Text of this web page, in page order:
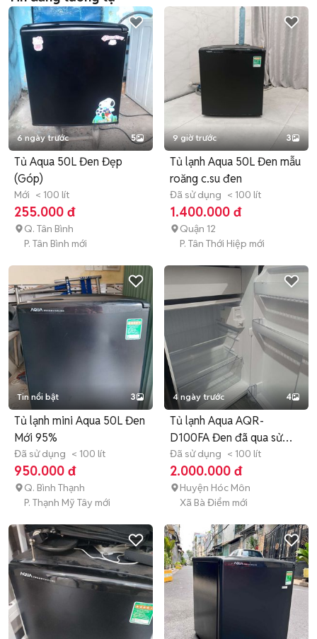
6 ngày trước 5
Tủ Aqua 50L Đen Đẹp
(Góp)
Mới < 100 lít
255.000 đ
Q. Tân Bình
P. Tân Bình mới
9 giờ trước 3
Tủ lạnh Aqua 50L Đen mẫu
roăng c.su đen
Đã sử dụng < 100 lít
1.400.000 đ
Quận 12
P. Tân Thới Hiệp mới
Tin nổi bật 3
Tủ lạnh mini Aqua 50L Đen
Mới 95%
Đã sử dụng < 100 lít
950.000 đ
Q. Bình Thạnh
P. Thạnh Mỹ Tây mới
4 ngày trước 4
Tủ lạnh Aqua AQR-
D100FA Đen đã qua sử
dụng
Đã sử dụng < 100 lít
2.000.000 đ
Huyện Hóc Môn
Xã Bà Điểm mới